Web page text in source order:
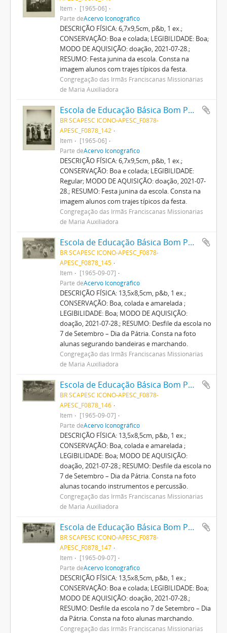
Item
[1965-06]
Parte deAcervo Iconográfico
DESCRIÇÃO FÍSICA: 6,7x9,5cm, p&b, 1 ex.;
CONSERVAÇÃO: Boa e colada; LEGIBILIDADE: Boa;
MODO DE AQUISIÇÃO: doação, 2021-07-28.;
RESUMO: Festa junina da escola. Consta na
imagem alunos com trajes típicos da festa.
Congregação das Irmãs Franciscanas Missionárias
de Maria Auxiliadora
Escola de Educação Básica Bom Pastor
BR SCAPESC ICONO-APESC_F0878-
APESC_F0878_142
Item
[1965-06]
Parte deAcervo Iconográfico
DESCRIÇÃO FÍSICA: 6,7x9,5cm, p&b, 1 ex.;
CONSERVAÇÃO: Boa e colada; LEGIBILIDADE:
Regular; MODO DE AQUISIÇÃO: doação, 2021-07-
28.; RESUMO: Festa junina da escola. Consta na
imagem alunos com trajes típicos da festa.
Congregação das Irmãs Franciscanas Missionárias
de Maria Auxiliadora
Escola de Educação Básica Bom Pastor
BR SCAPESC ICONO-APESC_F0878-
APESC_F0878_145
Item
[1965-09-07]
Parte deAcervo Iconográfico
DESCRIÇÃO FÍSICA: 13,5x8,5cm, p&b, 1 ex.;
CONSERVAÇÃO: Boa, colada e amarelada ;
LEGIBILIDADE: Boa; MODO DE AQUISIÇÃO:
doação, 2021-07-28.; RESUMO: Desfile da escola no
7 de Setembro – Dia da Pátria. Consta na foto
alunas segurando bandeiras e marchando.
Congregação das Irmãs Franciscanas Missionárias
de Maria Auxiliadora
Escola de Educação Básica Bom Pastor
BR SCAPESC ICONO-APESC_F0878-
APESC_F0878_146
Item
[1965-09-07]
Parte deAcervo Iconográfico
DESCRIÇÃO FÍSICA: 13,5x8,5cm, p&b, 1 ex.;
CONSERVAÇÃO: Boa, colada e amarelada ;
LEGIBILIDADE: Boa; MODO DE AQUISIÇÃO:
doação, 2021-07-28.; RESUMO: Desfile da escola no
7 de Setembro – Dia da Pátria. Consta na foto
alunas tocando instrumentos e percussão.
Congregação das Irmãs Franciscanas Missionárias
de Maria Auxiliadora
Escola de Educação Básica Bom Pastor
BR SCAPESC ICONO-APESC_F0878-
APESC_F0878_147
Item
[1965-09-07]
Parte deAcervo Iconográfico
DESCRIÇÃO FÍSICA: 13,5x8,5cm, p&b, 1 ex.;
CONSERVAÇÃO: Boa e colada; LEGIBILIDADE: Boa;
MODO DE AQUISIÇÃO: doação, 2021-07-28.;
RESUMO: Desfile da escola no 7 de Setembro – Dia
da Pátria. Consta na foto alunas marchando.
Congregação das Irmãs Franciscanas Missionárias